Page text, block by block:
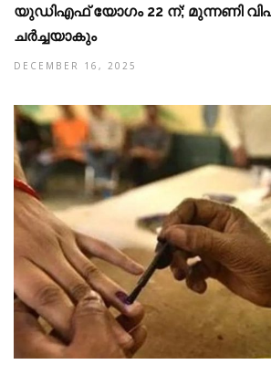
യുഡിഎഫ് യോഗം 22 ന്; മുന്നണി
ചര്‍ച്ചയാകും
DECEMBER 16, 2025